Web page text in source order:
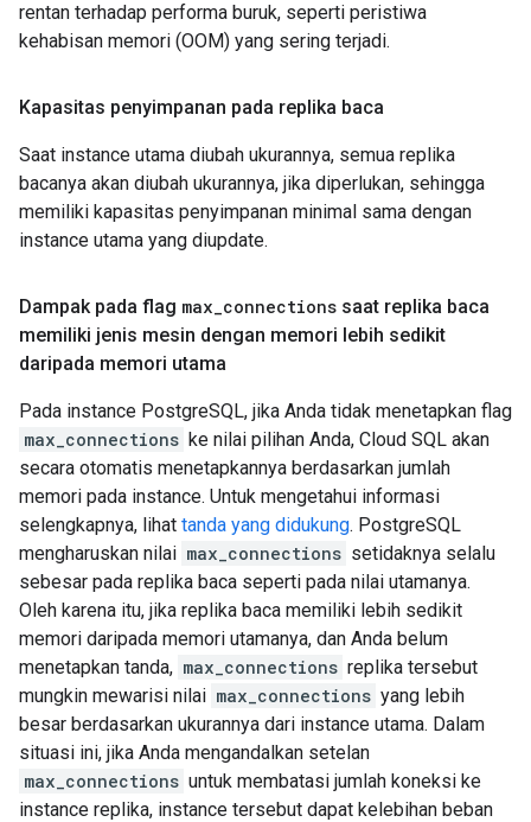
rentan terhadap performa buruk, seperti peristiwa
kehabisan memori (OOM) yang sering terjadi.
Kapasitas penyimpanan pada replika baca
Saat instance utama diubah ukurannya, semua replika
bacanya akan diubah ukurannya, jika diperlukan, sehingga
memiliki kapasitas penyimpanan minimal sama dengan
instance utama yang diupdate.
Dampak pada flag max_connections saat replika baca
memiliki jenis mesin dengan memori lebih sedikit
daripada memori utama
Pada instance PostgreSQL, jika Anda tidak menetapkan flag
max_connections ke nilai pilihan Anda, Cloud SQL akan
secara otomatis menetapkannya berdasarkan jumlah
memori pada instance. Untuk mengetahui informasi
selengkapnya, lihat tanda yang didukung. PostgreSQL
mengharuskan nilai max_connections setidaknya selalu
sebesar pada replika baca seperti pada nilai utamanya.
Oleh karena itu, jika replika baca memiliki lebih sedikit
memori daripada memori utamanya, dan Anda belum
menetapkan tanda, max_connections replika tersebut
mungkin mewarisi nilai max_connections yang lebih
besar berdasarkan ukurannya dari instance utama. Dalam
situasi ini, jika Anda mengandalkan setelan
max_connections untuk membatasi jumlah koneksi ke
instance replika, instance tersebut dapat kelebihan beban